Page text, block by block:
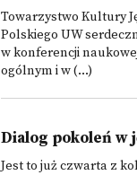
Towarzystwo Kultury
Polskiego UW
w konferencji
ogólnym i w (...)
Dialog pokoleń w
Jest to już czwarta z